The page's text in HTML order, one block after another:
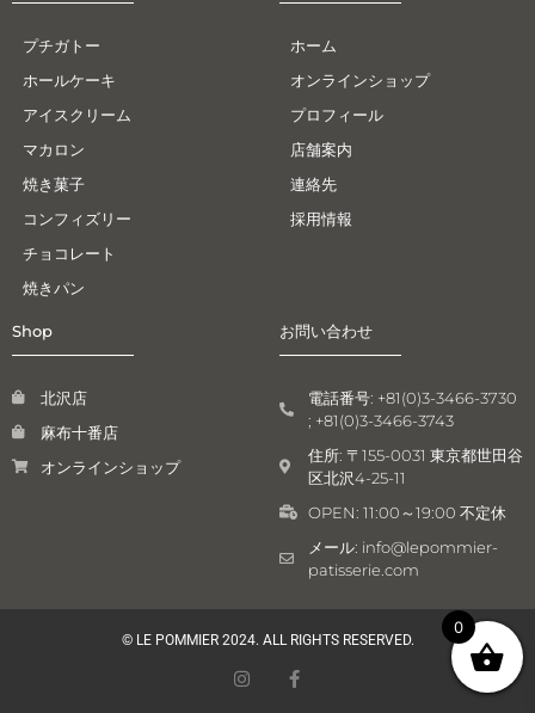
プチガトー
ホールケーキ
アイスクリーム
マカロン
焼き菓子
コンフィズリー
チョコレート
焼きパン
ホーム
オンラインショップ
プロフィール
店舗案内
連絡先
採用情報
Shop
北沢店
麻布十番店
オンラインショップ
お問い合わせ
電話番号: +81(0)3-3466-3730
; +81(0)3-3466-3743
住所: 〒155-0031 東京都世田谷
区北沢4-25-11
OPEN: 11:00～19:00 不定休
メール: info@lepommier-
patisserie.com
© LE POMMIER 2024. ALL RIGHTS RESERVED.
0